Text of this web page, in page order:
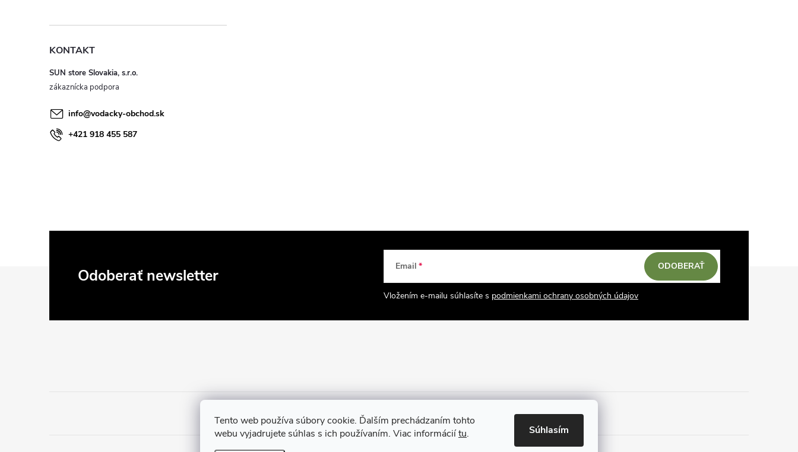
Tento web používa súbory cookie. Ďalším prechádzaním tohto
webu vyjadrujete súhlas s ich používaním. Viac informáciítu. Súhlasím
KONTAKT
SUN store Slovakia, s.r.o.
info@vodacky-obchod.sk
+421 918 455 587
Odoberať newsletter Email
Vložením e-mailu súhlasíte s podmienkami ochrany osobných údajov
ODOBERAŤ